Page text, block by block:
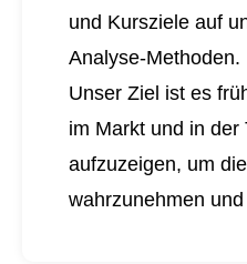
und Kursziele auf
Analyse-Methoden.
Unser Ziel ist es
im Markt und in der
aufzuzeigen, um
wahrzunehmen